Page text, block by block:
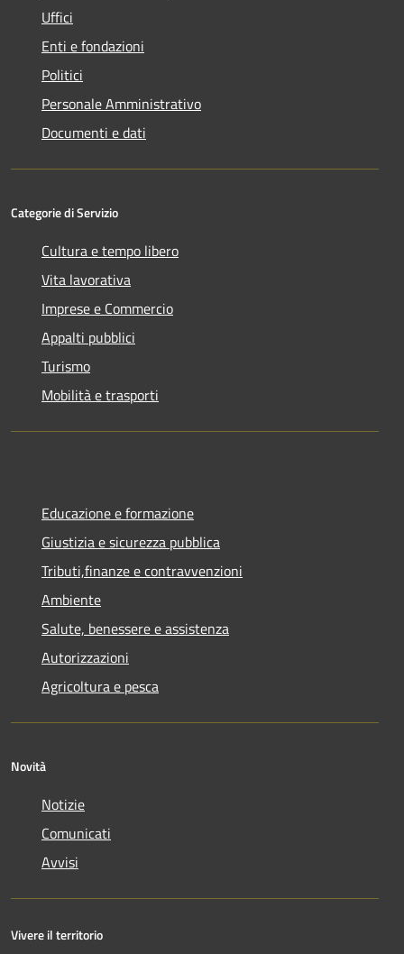
Uffici
Enti e fondazioni
Politici
Personale Amministrativo
Documenti e dati
Categorie di Servizio
Cultura e tempo libero
Vita lavorativa
Imprese e Commercio
Appalti pubblici
Turismo
Mobilità e trasporti
Educazione e formazione
Giustizia e sicurezza pubblica
Tributi,finanze e contravvenzioni
Ambiente
Salute, benessere e assistenza
Autorizzazioni
Agricoltura e pesca
Novità
Notizie
Comunicati
Avvisi
Vivere il territorio